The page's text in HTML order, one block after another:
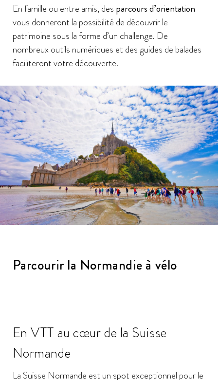
En famille ou entre amis, des parcours d’orientation
vous donneront la possibilité de découvrir le
patrimoine sous la forme d’un challenge. De
nombreux outils numériques et des guides de balades
faciliteront votre découverte.
Parcourir la Normandie à vélo
En VTT au cœur de la Suisse
Normande
La Suisse Normande est un spot exceptionnel pour le